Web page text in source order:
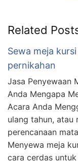
Related
Sewa meja
pernikahan
Jasa Penyewaan
Anda Mengapa
Acara Anda
ulang tahun, atau
perencanaan
Menyewa meja
cara cerdas